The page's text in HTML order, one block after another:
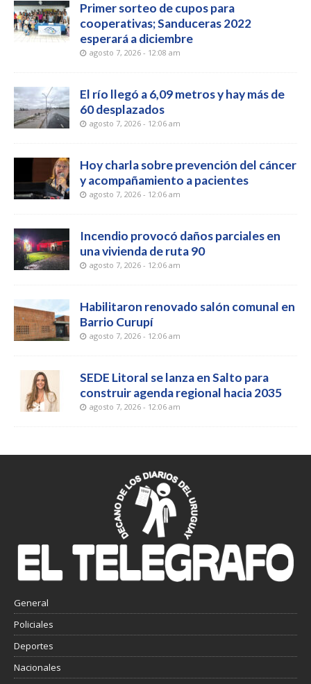
Primer sorteo de cupos para
cooperativas; Sanduceras 2022
esperará a diciembre
agosto 7, 2026 - 12:08 am
El río llegó a 6,09 metros y hay más de
60 desplazados
agosto 7, 2026 - 12:06 am
Hoy charla sobre prevención del cáncer
y acompañamiento a pacientes
agosto 7, 2026 - 12:06 am
Incendio provocó daños parciales en
una vivienda de ruta 90
agosto 7, 2026 - 12:06 am
Habilitaron renovado salón comunal en
Barrio Curupí
agosto 7, 2026 - 12:06 am
SEDE Litoral se lanza en Salto para
construir agenda regional hacia 2035
agosto 7, 2026 - 12:06 am
General
Policiales
Deportes
Nacionales